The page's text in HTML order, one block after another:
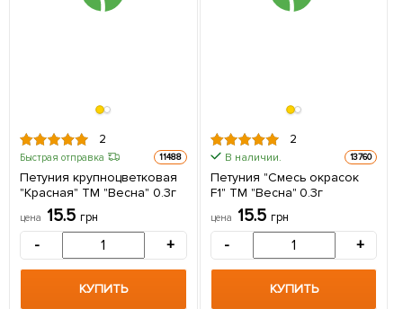
2
Быстрая отправка 11488
Петуния крупноцветковая
"Красная" ТМ "Весна" 0.3г
цена 15.5 грн
- +
КУПИТЬ
2
В наличии. 13760
Петуния "Смесь окрасок
F1" ТМ "Весна" 0.3г
цена 15.5 грн
- +
КУПИТЬ